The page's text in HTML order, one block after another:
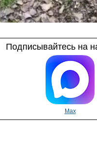
Подписывайтесь на
Max